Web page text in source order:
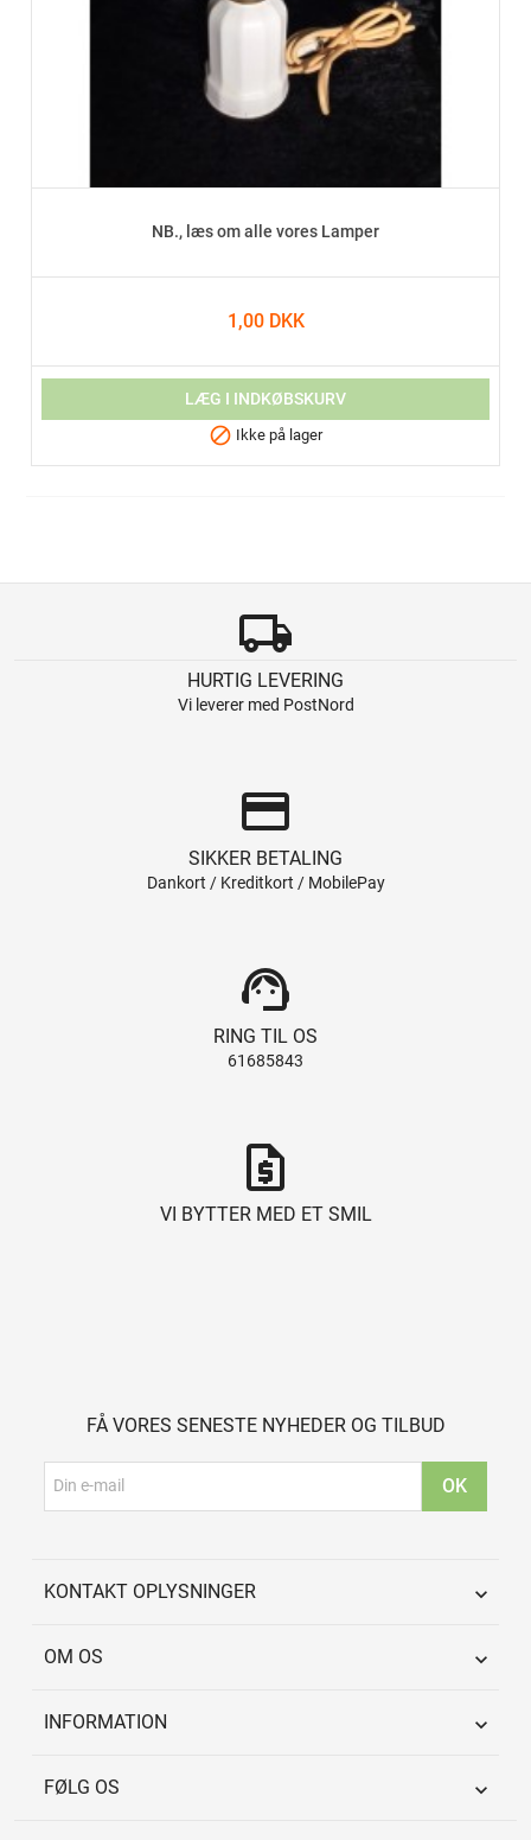
NB., læs om alle vores Lamper
1,00 DKK
LÆG I INDKØBSKURV
 Ikke på lager
local_shipping
HURTIG LEVERING
Vi leverer med PostNord
credit_card
SIKKER BETALING
Dankort / Kreditkort / MobilePay
support_agent
RING TIL OS
61685843
request_quote
VI BYTTER MED ET SMIL
FÅ VORES SENESTE NYHEDER OG TILBUD
KONTAKT OPLYSNINGER 
OM OS 
INFORMATION 
FØLG OS 